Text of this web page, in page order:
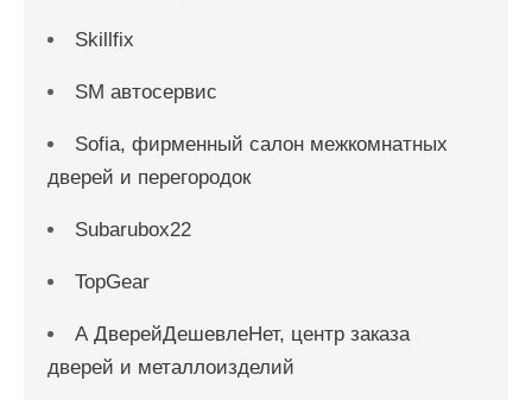
Skillfix
SM автосервис
Sofia, фирменный салон межкомнатных
дверей и перегородок
Subarubox22
TopGear
А ДверейДешевлеНет, центр заказа
дверей и металлоизделий